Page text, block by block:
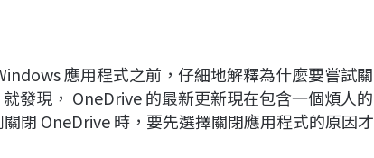
應用程式之前，仔細地解釋為什麼要嘗試關
發現， OneDrive 的最新更新現在包含一個煩人的
閉 OneDrive 時，要先選擇關閉應用程式的原因才